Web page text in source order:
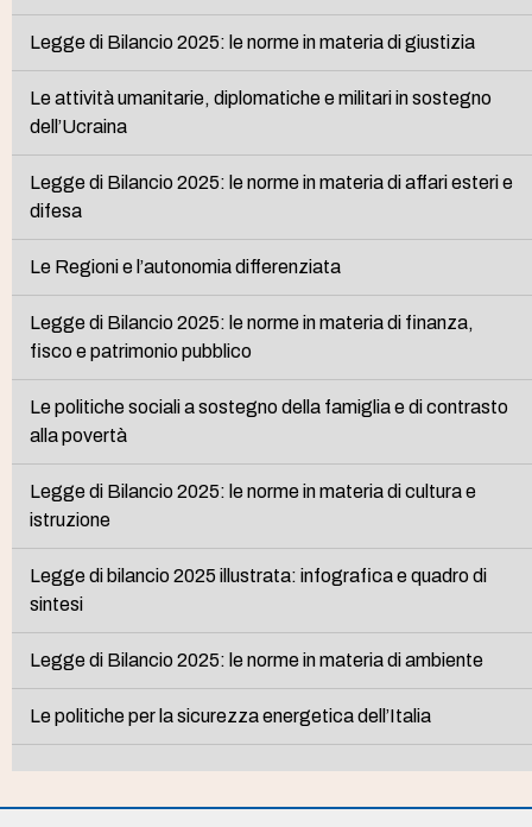
Legge di Bilancio 2025: le norme in materia di giustizia
Le attività umanitarie, diplomatiche e militari in sostegno
dell’Ucraina
Legge di Bilancio 2025: le norme in materia di affari esteri e
difesa
Le Regioni e l’autonomia differenziata
Legge di Bilancio 2025: le norme in materia di finanza,
fisco e patrimonio pubblico
Le politiche sociali a sostegno della famiglia e di contrasto
alla povertà
Legge di Bilancio 2025: le norme in materia di cultura e
istruzione
Legge di bilancio 2025 illustrata: infografica e quadro di
sintesi
Legge di Bilancio 2025: le norme in materia di ambiente
Le politiche per la sicurezza energetica dell’Italia